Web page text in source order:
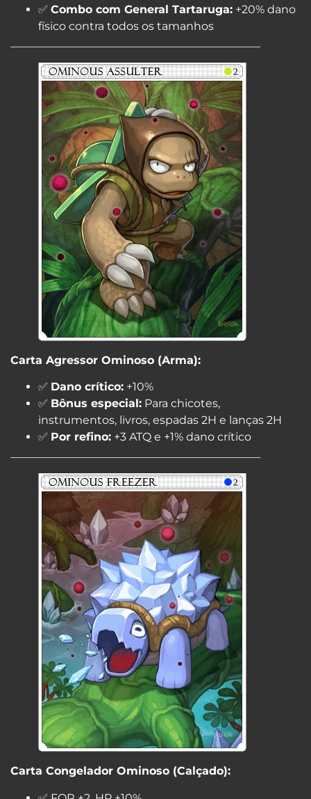
✅ Combo com General Tartaruga: +20% dano
físico contra todos os tamanhos
Carta Agressor Ominoso (Arma):
✅ Dano crítico: +10%
✅ Bônus especial: Para chicotes,
instrumentos, livros, espadas 2H e lanças 2H
✅ Por refino: +3 ATQ e +1% dano crítico
Carta Congelador Ominoso (Calçado):